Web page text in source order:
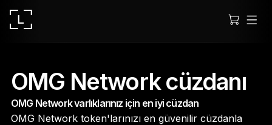
Ledger Stax
OMG Network cüzdanı
OMG Network varlıklarınız için en iyi cüzdan
OMG Network token'larınızı en güvenilir cüzdanla